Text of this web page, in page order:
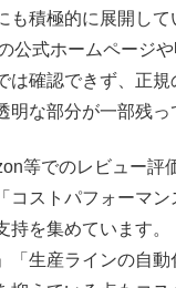
も積極的に展開し
公式ホームページ
は確認できず、正
明な部分が一部残っ
等でのレビュー評
コストパフォーマン
持を集めています
「生産ラインの自